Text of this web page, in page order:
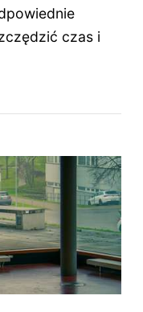
czas i